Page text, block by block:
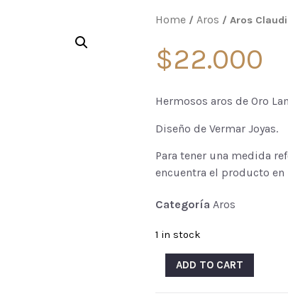
Home / Aros / Aros
$22.000
Hermosos aros de Oro
Diseño de Vermar Joyas.
Para tener una medida
encuentra el producto
Categoría Aros
1 in stock
ADD TO CART